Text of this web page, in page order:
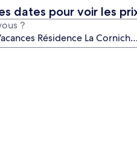
dates pour voir les
?